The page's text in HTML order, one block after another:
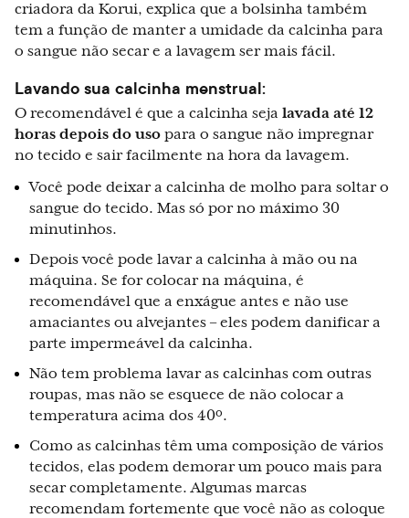
criadora da Korui, explica que a bolsinha também
tem a função de manter a umidade da calcinha para
o sangue não secar e a lavagem ser mais fácil.
Lavando sua calcinha menstrual:
O recomendável é que a calcinha seja lavada até 12
horas depois do uso para o sangue não impregnar
no tecido e sair facilmente na hora da lavagem.
Você pode deixar a calcinha de molho para soltar o
sangue do tecido. Mas só por no máximo 30
minutinhos.
Depois você pode lavar a calcinha à mão ou na
máquina. Se for colocar na máquina, é
recomendável que a enxágue antes e não use
amaciantes ou alvejantes – eles podem danificar a
parte impermeável da calcinha.
Não tem problema lavar as calcinhas com outras
roupas, mas não se esquece de não colocar a
temperatura acima dos 40º.
Como as calcinhas têm uma composição de vários
tecidos, elas podem demorar um pouco mais para
secar completamente. Algumas marcas
recomendam fortemente que você não as coloque